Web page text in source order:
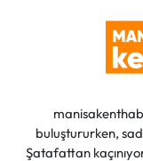
buluştururken,
Şatafattan